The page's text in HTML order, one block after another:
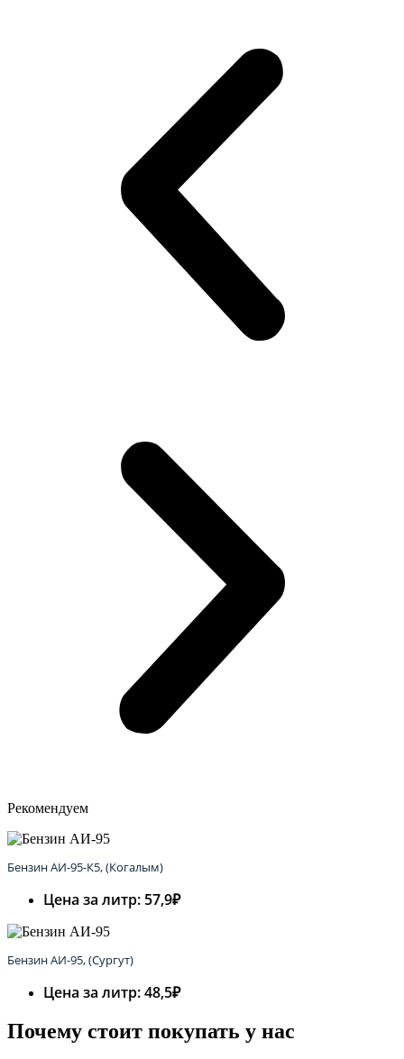
Рекомендуем
Бензин АИ-95-К5, (Когалым)
Цена за литр: 57,9₽
Бензин АИ-95, (Сургут)
Цена за литр: 48,5₽
Почему стоит покупать у нас